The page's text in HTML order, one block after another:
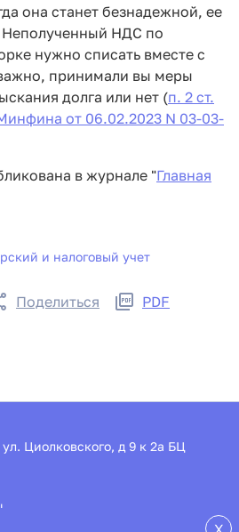
она станет безнадежной, ее
Неполученный НДС по
нужно списать вместе с
принимали вы меры
долга или нет (п. 2 ст.
от 06.02.2023 N 03-03-
в журнале "Главная
и налоговый учет
Поделиться PDF
ул. Циолковского, д 9 к 2а БЦ